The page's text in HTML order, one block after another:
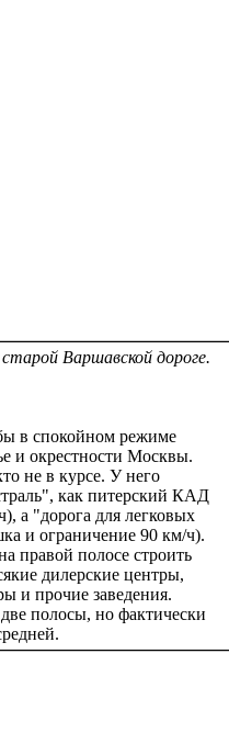
Варшавской дороге.
в спокойном режиме
и окрестности Москвы.
не в курсе. У него
как питерский КАД
а "дорога для легковых
и ограничение 90 км/ч).
правой полосе строить
дилерские центры,
и прочие заведения.
полосы, но фактически